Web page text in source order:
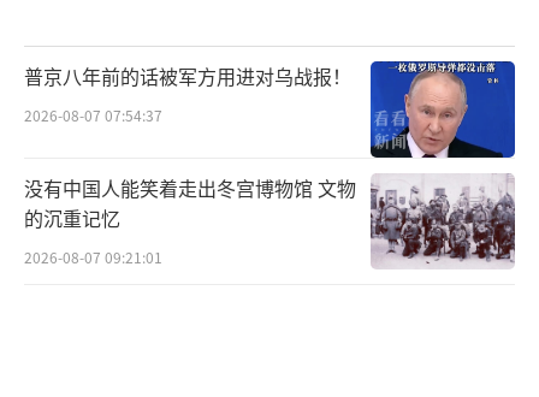
000）
普京八年前的话被军方用进对乌战报！
2026-08-07 07:54:37
没有中国人能笑着走出冬宫博物馆 文物
的沉重记忆
2026-08-07 09:21:01